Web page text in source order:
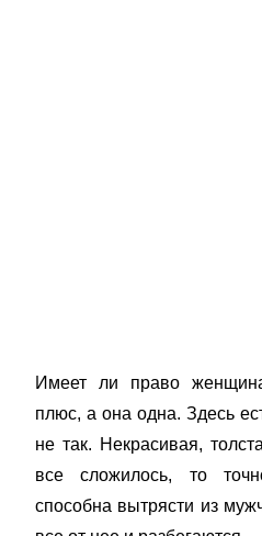
Имеет ли право
плюс, а она одна. Здесь
не так. Некрасивая,
все сложилось, то
способна вытрясти из